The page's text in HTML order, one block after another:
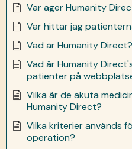
Var äger Humanity
Var hittar jag
Vad är Humanity Direct?
Vad är Humanity
patienter på
Vilka är de akuta
Humanity Direct?
Vilka kriterier används
operation?